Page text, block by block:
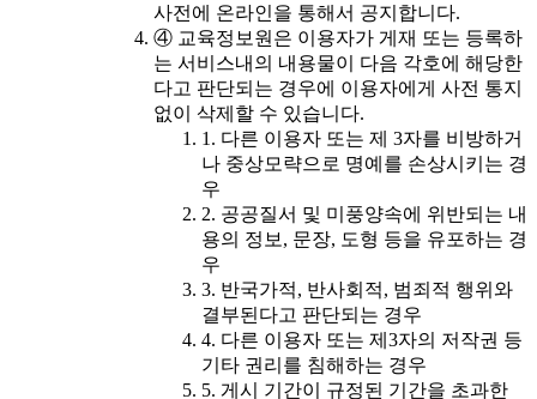
사전에 온라인을 통해서 공지합니다.
④ 교육정보원은 이용자가 게재 또는 등록하
는 서비스내의 내용물이 다음 각호에 해당한
다고 판단되는 경우에 이용자에게 사전 통지
없이 삭제할 수 있습니다.
1. 다른 이용자 또는 제 3자를 비방하거
나 중상모략으로 명예를 손상시키는 경
우
2. 공공질서 및 미풍양속에 위반되는 내
용의 정보, 문장, 도형 등을 유포하는 경
우
3. 반국가적, 반사회적, 범죄적 행위와
결부된다고 판단되는 경우
4. 다른 이용자 또는 제3자의 저작권 등
기타 권리를 침해하는 경우
5. 게시 기간이 규정된 기간을 초과한